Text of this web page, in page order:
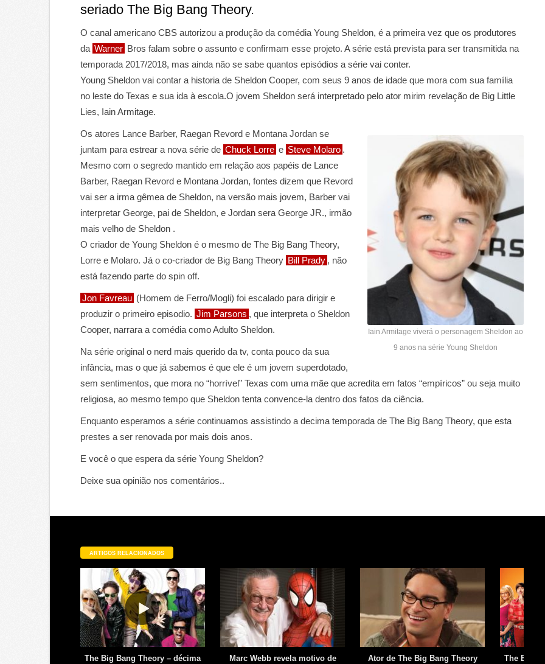
seriado The Big Bang Theory.
O canal americano CBS autorizou a produção da comédia Young Sheldon, é a primeira vez que os produtores
da Warner Bros falam sobre o assunto e confirmam esse projeto. A série está prevista para ser transmitida na
temporada 2017/2018, mas ainda não se sabe quantos episódios a série vai conter.
Young Sheldon vai contar a historia de Sheldon Cooper, com seus 9 anos de idade que mora com sua família
no leste do Texas e sua ida à escola.O jovem Sheldon será interpretado pelo ator mirim revelação de Big Little
Lies, Iain Armitage.
Iain Armitage viverá o personagem Sheldon ao
9 anos na série Young Sheldon
Os atores Lance Barber, Raegan Revord e Montana Jordan se
juntam para estrear a nova série de Chuck Lorre e Steve Molaro .
Mesmo com o segredo mantido em relação aos papéis de Lance
Barber, Raegan Revord e Montana Jordan, fontes dizem que Revord
vai ser a irma gêmea de Sheldon, na versão mais jovem, Barber vai
interpretar George, pai de Sheldon, e Jordan sera George JR., irmão
mais velho de Sheldon .
O criador de Young Sheldon é o mesmo de The Big Bang Theory,
Lorre e Molaro. Já o co-criador de Big Bang Theory Bill Prady , não
está fazendo parte do spin off.
Jon Favreau (Homem de Ferro/Mogli) foi escalado para dirigir e
produzir o primeiro episodio. Jim Parsons , que interpreta o Sheldon
Cooper, narrara a comédia como Adulto Sheldon.
Na série original o nerd mais querido da tv, conta pouco da sua
infância, mas o que já sabemos é que ele é um jovem superdotado,
sem sentimentos, que mora no “horrível” Texas com uma mãe que acredita em fatos “empíricos” ou seja muito
religiosa, ao mesmo tempo que Sheldon tenta convence-la dentro dos fatos da ciência.
Enquanto esperamos a série continuamos assistindo a decima temporada de The Big Bang Theory, que esta
prestes a ser renovada por mais dois anos.
E você o que espera da série Young Sheldon?
Deixe sua opinião nos comentários..
ARTIGOS RELACIONADOS
The Big Bang Theory – décima
Marc Webb revela motivo de
Ator de The Big Bang Theory
The Big